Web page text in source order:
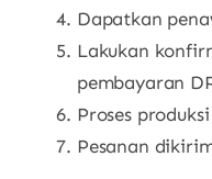
Dapatkan
Lakukan
pembayaran
Proses
Pesanan